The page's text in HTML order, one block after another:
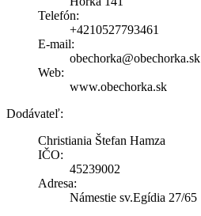
Telefón:
+4210527793461
E-mail:
obechorka@obechorka.sk
Web:
www.obechorka.sk
Dodávateľ:
Christiania Štefan Hamza
IČO:
45239002
Adresa:
Námestie sv.Egídia 27/65